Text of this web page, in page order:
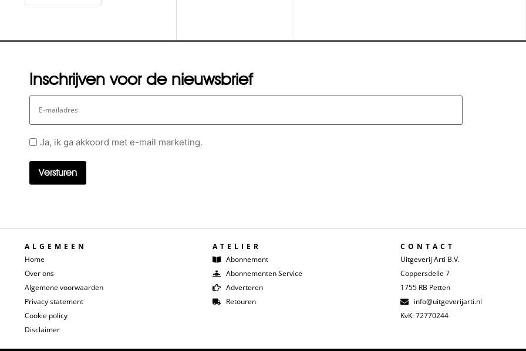
Inschrijven voor de nieuwsbrief
E-
mailadres
GeenJa, ik ga akkoord met e-mail marketing.
ALGEMEEN
Home
Over ons
Algemene voorwaarden
Privacy statement
Cookie policy
Disclaimer
ATELIER
Abonnement
Abonnementen Service
Adverteren
Retouren
CONTACT
Uitgeverij Arti B.V.
Coppersdelle 7
1755 RB Petten
info@uitgeverijarti.nl
KvK: 72770244